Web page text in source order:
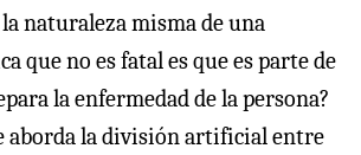
naturaleza misma de una
que no es fatal es que es parte de
la enfermedad de la persona?
aborda la división artificial entre